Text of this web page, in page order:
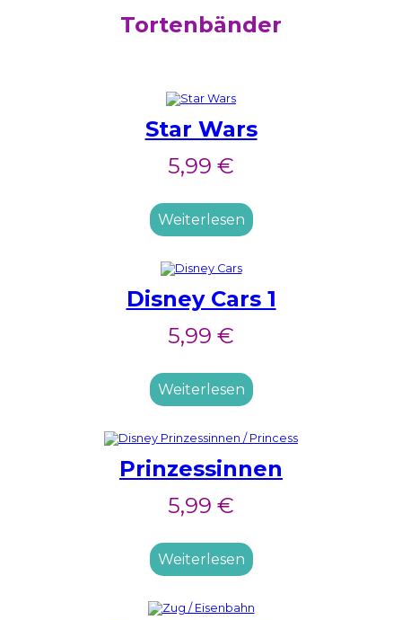
Tortenbänder
Star Wars
5,99 €
Weiterlesen
Disney Cars 1
5,99 €
Weiterlesen
Prinzessinnen
5,99 €
Weiterlesen